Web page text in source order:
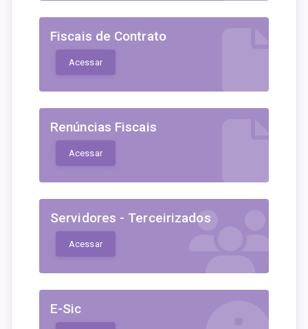
Fiscais de Contrato
Acessar
Renúncias Fiscais
Acessar
Servidores - Terceirizados
Acessar
E-Sic